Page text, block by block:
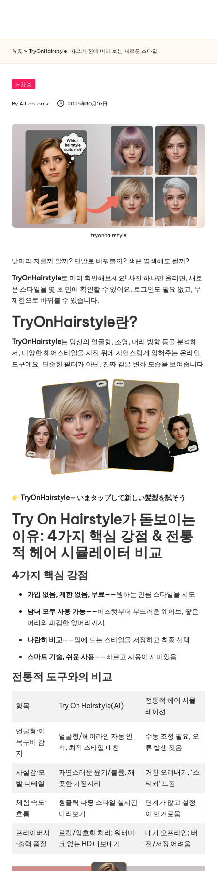
content
首页 » TryOnHairstyle: 자르기 전에 미리 보는 새로운 스타일
Posted
未分类
Posted
By AILabTools 2025年10月16日
tryonhairstyle
앞머리 자를까 말까? 단발로 바꿔볼까? 색은 염색해도 될까?
TryOnHairstyle로 미리 확인해보세요! 사진 하나만 올리면, 새로
운 스타일을 몇 초 만에 확인할 수 있어요. 로그인도 필요 없고, 무
제한으로 바꿔볼 수 있습니다.
TryOnHairstyle란?
TryOnHairstyle는 당신의 얼굴형, 조명, 머리 방향 등을 분석해
서, 다양한 헤어스타일을 사진 위에 자연스럽게 입혀주는 온라인
도구예요. 단순한 필터가 아닌, 진짜 같은 변화 모습을 보여줍니다.
TryOnHairstyle— いまタップして新しい髪型を試そう
Try On Hairstyle가 돋보이는
이유: 4가지 핵심 강점 & 전통
적 헤어 시뮬레이터 비교
4가지 핵심 강점
가입 없음, 제한 없음, 무료——원하는 만큼 스타일을 시도
남녀 모두 사용 가능——버즈컷부터 부드러운 웨이브, 땋은
머리와 과감한 앞머리까지
나란히 비교——맘에 드는 스타일을 저장하고 최종 선택
스마트 기술, 쉬운 사용——빠르고 사용이 재미있음
전통적 도구와의 비교
항목 Try On Hairstyle(AI)
전통적 헤어 시뮬
레이션
얼굴형·이
목구비 감
지
얼굴형/헤어라인 자동 인
식, 최적 스타일 매칭
수동 조정 필요, 오
류 발생 잦음
사실감·모
발 디테일
자연스러운 윤기/볼륨, 깨
끗한 가장자리
거친 오려내기, ‘스
티커’ 느낌
체험 속도·
흐름
원클릭 다중 스타일 실시간
미리보기
단계가 많고 설정
이 번거로움
프라이버시
·출력 품질
로컬/암호화 처리; 워터마
크 없는 HD 내보내기
대개 오프라인; 버
전/저장 어려움